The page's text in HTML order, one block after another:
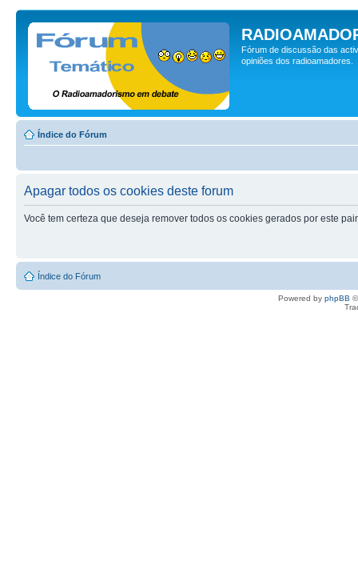
Fórum de discussão das
opiniões dos radioamadores.
Índice do Fórum
Apagar todos os cookies deste forum
Você tem certeza que deseja remover todos os cookies gerados por este
Índice do Fórum
Powered by phpBB